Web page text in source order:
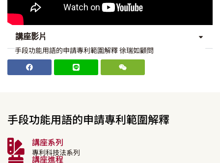
講座影片
手段功能用語的申請專利範圍解釋 徐瑞如顧問
手段功能用語的申請專利範圍解釋
講座系列
專利科技法系列
講座進程